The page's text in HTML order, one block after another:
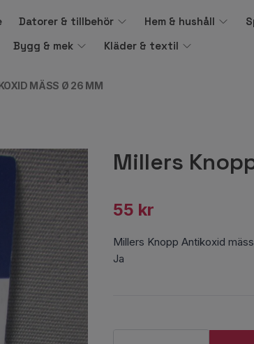
Datorer & tillbehör Hem & hushåll
Bygg & mek
Kläder & textil
MÄSS Ø 26 MM
Millers
55 kr
Millers Knopp Antikoxid
Ja